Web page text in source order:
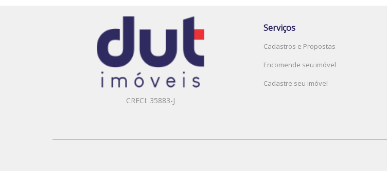
CRECI: 35883-J
Serviços
Cadastros e Propostas
Encomende seu imóvel
Cadastre seu imóvel